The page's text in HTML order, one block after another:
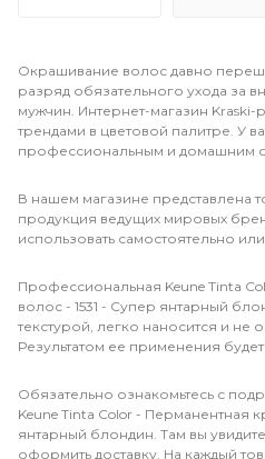
Окрашивание волос давно
разряд обязательного ухода за
мужчин. Интернет-магазин Kraski-
трендами в цветовой палитре. У
профессиональным и домашним
В нашем магазине представлена
продукция ведущих мировых
использовать самостоятельно
Профессиональная Keune Tinta
волос - 1531 - Супер янтарный
текстурой, легко наносится и не
Результатом ее применения
Обязательно ознакомьтесь с
Keune Tinta Color - Перманентная
янтарный блондин. Там вы
оформить доставку. На каждый